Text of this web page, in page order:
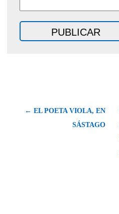
← EL POETA VIOLA, EN
SÁSTAGO